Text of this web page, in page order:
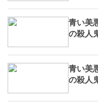
青い美
の殺人
青い美
の殺人